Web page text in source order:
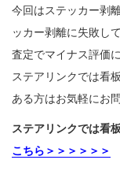
今回はステッカー剥
ッカー剥離に失敗し
査定でマイナス評価
ステアリンクでは看
ある方はお気軽にお
ステアリンクでは看
こちら＞＞＞＞＞＞